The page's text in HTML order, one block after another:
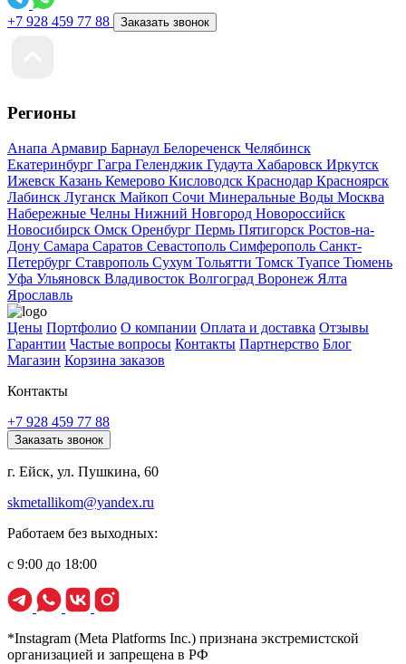
+7 928 459 77 88 Заказать звонок
Регионы
Анапа Армавир Барнаул Белореченск Челябинск
Екатеринбург Гагра Геленджик Гудаута Хабаровск Иркутск
Ижевск Казань Кемерово Кисловодск Краснодар Красноярск
Лабинск Луганск Майкоп Сочи Минеральные Воды Москва
Набережные Челны Нижний Новгород Новороссийск
Новосибирск Омск Оренбург Пермь Пятигорск Ростов-на-
Дону Самара Саратов Севастополь Симферополь Санкт-
Петербург Ставрополь Сухум Тольятти Томск Туапсе Тюмень
Уфа Ульяновск Владивосток Волгоград Воронеж Ялта
Ярославль
Цены Портфолио О компании Оплата и доставка Отзывы
Гарантии Частые вопросы Контакты Партнерство Блог
Магазин Корзина заказов
Контакты
+7 928 459 77 88
Заказать звонок
г. Ейск, ул. Пушкина, 60
skmetallikom@yandex.ru
Работаем без выходных:
с 9:00 до 18:00
*Instagram (Meta Platforms Inc.) признана экстремистской
организацией и запрещена в РФ